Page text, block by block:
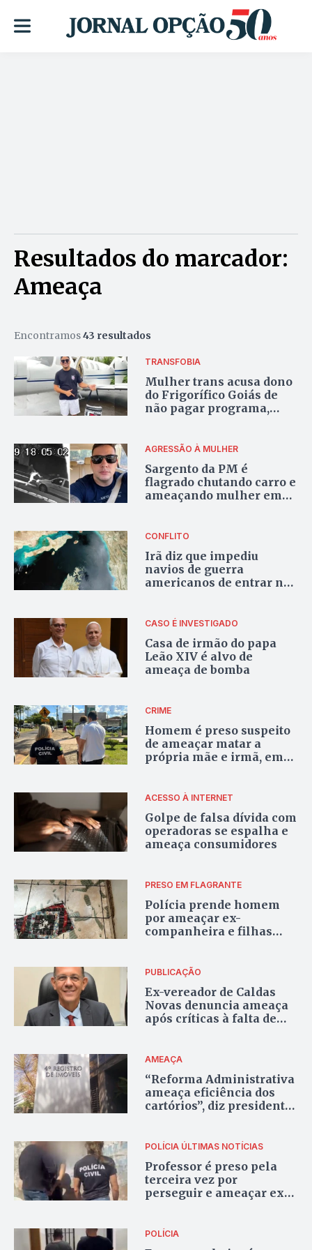
Resultados do marcador:
Ameaça
Encontramos43 resultados
TRANSFOBIA
Mulher trans acusa dono
do Frigorífico Goiás de
não pagar programa,
AGRESSÃO À MULHER
Sargento da PM é
flagrado chutando carro e
ameaçando mulher em
CONFLITO
Irã diz que impediu
navios de guerra
americanos de entrar no
CASO É INVESTIGADO
Casa de irmão do papa
Leão XIV é alvo de
ameaça de bomba
CRIME
Homem é preso suspeito
de ameaçar matar a
própria mãe e irmã, em
ACESSO À INTERNET
Golpe de falsa dívida com
operadoras se espalha e
ameaça consumidores
PRESO EM FLAGRANTE
Polícia prende homem
por ameaçar ex-
companheira e filhas
PUBLICAÇÃO
Ex-vereador de Caldas
Novas denuncia ameaça
após críticas à falta de
AMEAÇA
“Reforma Administrativa
ameaça eficiência dos
cartórios”, diz presidente
POLÍCIA ÚLTIMAS NOTÍCIAS
Professor é preso pela
terceira vez por
perseguir e ameaçar ex-
POLÍCIA